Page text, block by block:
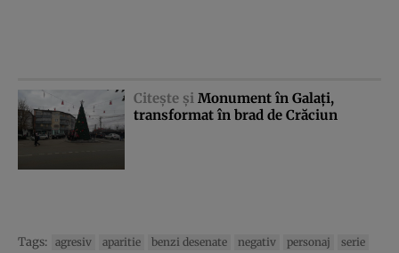
Citeşte şi Monument în Galaţi,
transformat în brad de Crăciun
Tags: agresiv aparitie benzi desenate negativ personaj
serie